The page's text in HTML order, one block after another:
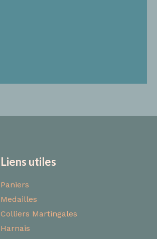
Liens utiles
Paniers
Medailles
Colliers Martingales
Harnais